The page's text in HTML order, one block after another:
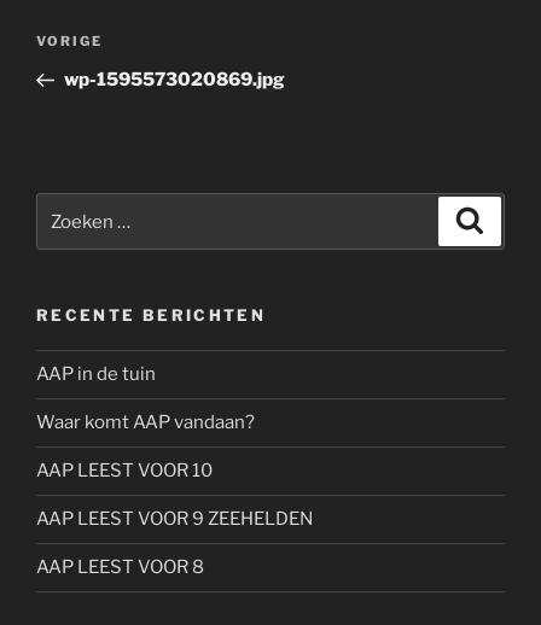
Bericht
Vorig
bericht
VORIGE
wp-1595573020869.jpg
RECENTE BERICHTEN
AAP in de tuin
Waar komt AAP vandaan?
AAP LEEST VOOR 10
AAP LEEST VOOR 9 ZEEHELDEN
AAP LEEST VOOR 8